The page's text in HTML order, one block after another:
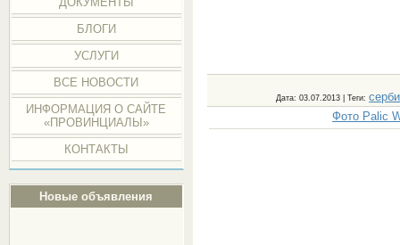
БЛОГИ
УСЛУГИ
ВСЕ НОВОСТИ
ИНФОРМАЦИЯ О САЙТЕ
«ПРОВИНЦИАЛЫ»
КОНТАКТЫ
Новые объявления
Дата: 03.07.2013 |Теги:
Фото Paliс